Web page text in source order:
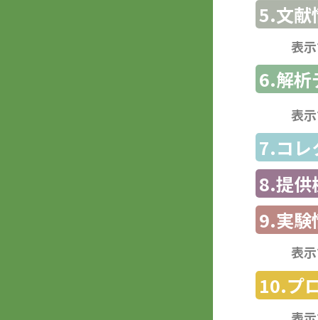
5.文献
表
6.解析
表
7.コレ
8.提供
9.実験
表
10.プ